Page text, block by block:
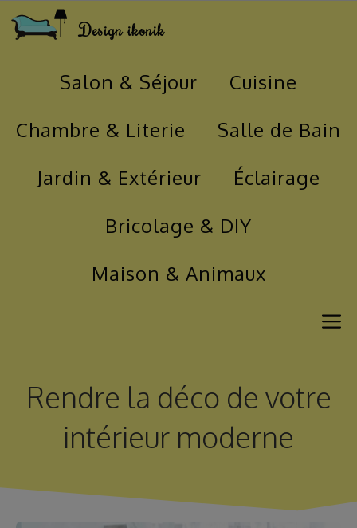
Aller
Design ikonik
Salon & Séjour
Cuisine
Chambre & Literie
Salle de Bain
Jardin & Extérieur
Éclairage
Bricolage & DIY
Maison & Animaux
Rendre la déco de votre
intérieur moderne